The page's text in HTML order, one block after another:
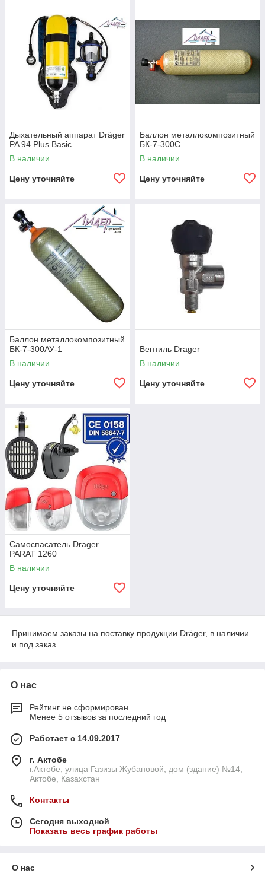
Дыхательный аппарат Dräger
PA 94 Plus Basic
В наличии
Цену уточняйте
Баллон металлокомпозитный
БК-7-300С
В наличии
Цену уточняйте
Баллон металлокомпозитный
БК-7-300АУ-1
В наличии
Цену уточняйте
Вентиль Drager
В наличии
Цену уточняйте
​Самоспасатель Drаger
PARAT 1260
В наличии
Цену уточняйте
Принимаем заказы на поставку продукции Dräger, в наличии
и под заказ
О нас
Рейтинг не сформирован
Менее 5 отзывов за последний год
Работает с 14.09.2017
г. Актобе
г.Актобе, улица Газизы Жубановой, дом (здание) №14,
Актобе, Казахстан
Контакты
Сегодня выходной
Показать весь график работы
О нас